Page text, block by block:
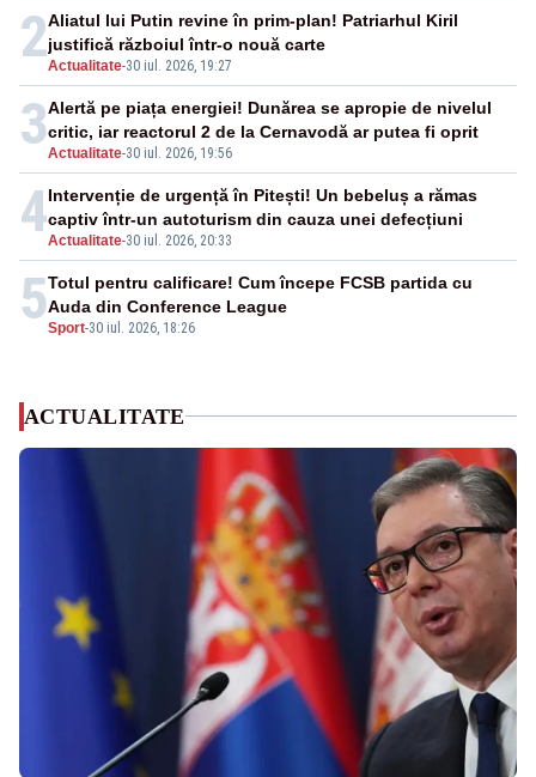
2Actualitate-30 iul. 2026, 19:27
Aliatul lui Putin revine în prim-plan! Patriarhul Kiril
justifică războiul într-o nouă carte
3Actualitate-30 iul. 2026, 19:56
Alertă pe piața energiei! Dunărea se apropie de nivelul
critic, iar reactorul 2 de la Cernavodă ar putea fi oprit
4Actualitate-30 iul. 2026, 20:33
Intervenție de urgență în Pitești! Un bebeluș a rămas
captiv într-un autoturism din cauza unei defecțiuni
5Sport-30 iul. 2026, 18:26
Totul pentru calificare! Cum începe FCSB partida cu
Auda din Conference League
ACTUALITATE